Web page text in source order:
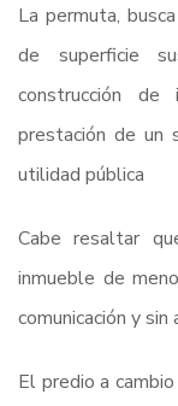
La permuta,
de superficie
construcción de
prestación de un
utilidad pública
Cabe resaltar
inmueble de
comunicación y
El predio a